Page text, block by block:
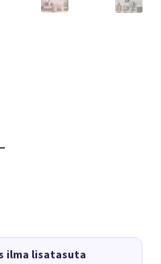
ilma lisatasuta